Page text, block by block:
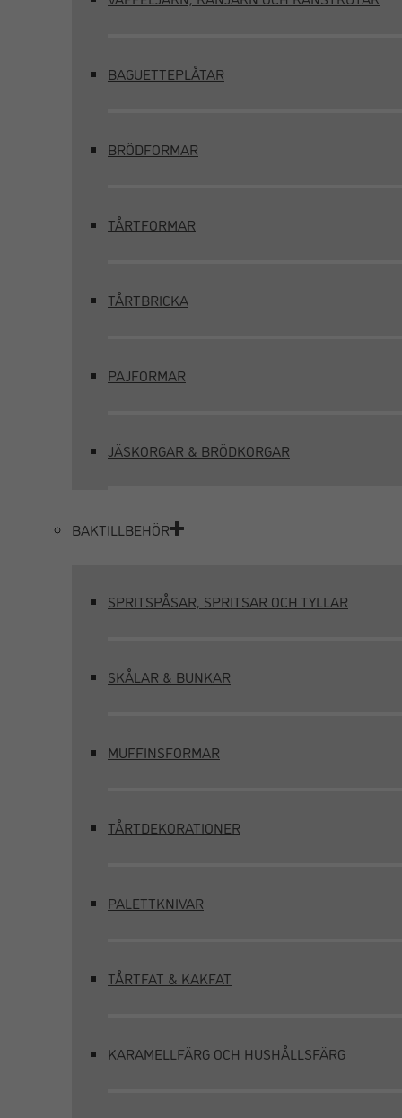
BAGUETTEPLÅTAR
BRÖDFORMAR
TÅRTFORMAR
TÅRTBRICKA
PAJFORMAR
JÄSKORGAR & BRÖDKORGAR
BAKTILLBEHÖR
SPRITSPÅSAR, SPRITSAR OCH TYLLAR
SKÅLAR & BUNKAR
MUFFINSFORMAR
TÅRTDEKORATIONER
PALETTKNIVAR
TÅRTFAT & KAKFAT
KARAMELLFÄRG OCH HUSHÅLLSFÄRG